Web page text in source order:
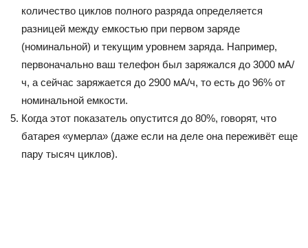
количество циклов полного разряда определяется
разницей между емкостью при первом заряде
(номинальной) и текущим уровнем заряда. Например,
первоначально ваш телефон был заряжался до 3000 мА/
ч, а сейчас заряжается до 2900 мА/ч, то есть до 96% от
номинальной емкости.
Когда этот показатель опустится до 80%, говорят, что
батарея «умерла» (даже если на деле она переживёт еще
пару тысяч циклов).